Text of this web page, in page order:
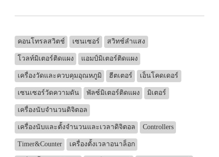
คอนโทรลสวิตช์ เซนเซอร์ สวิทช์ลำแสง
โวลท์มิเตอร์ติดแผง แอมป์มิเตอร์ติดแผง
เครื่องวัดและควบคุมอุณหภูมิ ฮีตเตอร์ เอ็นโคดเดอร์
เซนเซอร์วัดความดัน พัลซ์มิเตอร์ติดแผง มิเตอร์
เครื่องนับจำนวนดิจิตอล
เครื่องนับและตั้งจำนวนและเวลาดิจิตอล Controllers
Timer&Counter เครื่องตั้งเวลาอนาล็อก